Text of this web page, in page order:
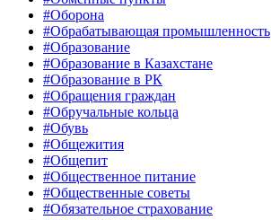
#Оборона
#Обрабатывающая промышленность
#Образование
#Образование в Казахстане
#Образование в РК
#Обращения граждан
#Обручальные кольца
#Обувь
#Общежития
#Общепит
#Общественное питание
#Общественные советы
#Обязательное страхование